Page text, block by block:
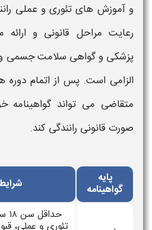
و آموزش‌ های تئوری و عملی
رعایت مراحل قانونی و ارائه
پزشکی و گواهی سلامت جسمی
الزامی است. پس از اتمام دوره‌
متقاضی می‌ تواند گواهینامه
صورت قانونی رانندگی کند.
پایه
گواهینامه
تئوری و عملی،